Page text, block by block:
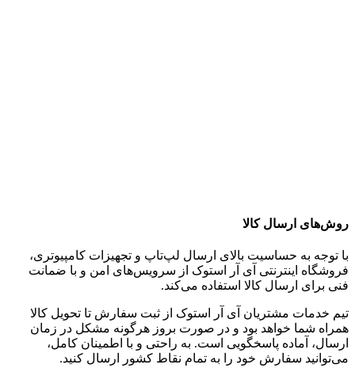
روش‌های ارسال کالا
با توجه به حساسیت بالای ارسال لپ‌تاپ و تجهیزات کامپیوتری،
فروشگاه اینترنتی آی آر استوک از سرویس‌های امن و با ضمانت
فنی برای ارسال کالا استفاده می‌کند.
تیم خدمات مشتریان آی آر استوک از ثبت سفارش تا تحویل کالا
همراه شما خواهد بود و در صورت بروز هرگونه مشکل در زمان
ارسال، آماده پاسخگویی است. به راحتی و با اطمینان کامل،
می‌توانید سفارش خود را به تمام نقاط کشور ارسال کنید.